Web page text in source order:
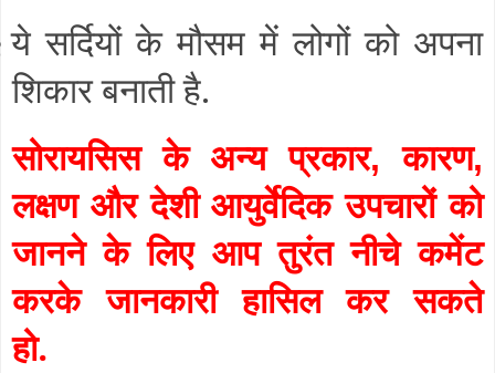
ये सर्दियों के मौसम में लोगों को अपना
शिकार बनाती है.
सोरायसिस के अन्य प्रकार,कारण,
लक्षण और देशी आयुर्वेदिक उपचारों को
जानने के लिए आप तुरंत नीचे कमेंट
करके जानकारी हासिल कर सकते
हो.